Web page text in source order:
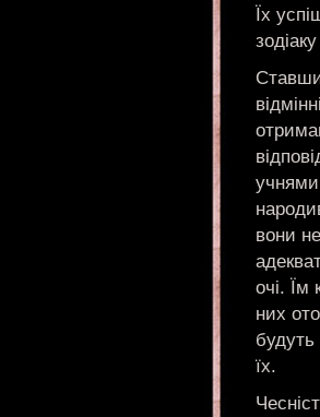
Їх
вони
очі.
них
їх.